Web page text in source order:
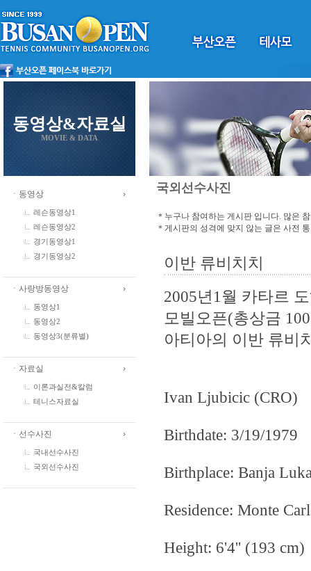
동영상&자료실
MOVIE & DATA
ㆍ동영상
레슨동영상1
레슨동영상2
경기동영상1
경기동영상2
ㆍ사랑방동영상
동영상1
동영상2
동영상3(분류별)
ㆍ자료실
이론과실전&칼럼
테니스자료실
ㆍ선수사진
국내선수사진
국외선수사진
국외선수사진
＊누구나 참여하는 게시판 입니다. 많은
＊게시판의 성격에 맞지 않는 글은 사전
이반 류비치치
2005년1월 카타르
모빌오픈(총상금
아티아의 이반 류비
Ivan Ljubicic (CRO)
Birthdate: 3/19/1979
Birthplace: Banja
Residence: Monte
Height: 6'4'' (193 cm)